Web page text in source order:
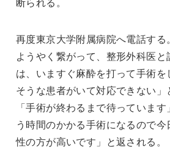
再度東京大学附属病院へ電話する。
ようやく繋がって、整形外科医
は、いますぐ麻酔を打って手術を
そうな患者がいて対応できない」
「手術が終わるまで待っていま
う時間のかかる手術になるので
性の方が高いです」と返される。